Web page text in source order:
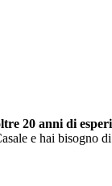
20 anni di
e hai bisogno di